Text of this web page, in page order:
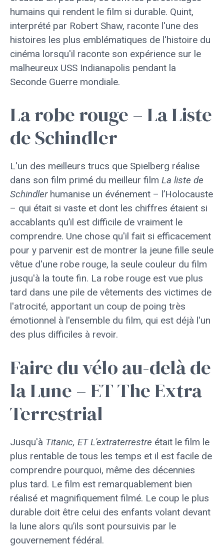
humains qui rendent le film si durable. Quint,
interprété par Robert Shaw, raconte l'une des
histoires les plus emblématiques de l'histoire du
cinéma lorsqu'il raconte son expérience sur le
malheureux USS Indianapolis pendant la
Seconde Guerre mondiale.
La robe rouge – La Liste
de Schindler
L'un des meilleurs trucs que Spielberg réalise
dans son film primé du meilleur film La liste de
Schindlerhumanise un événement – ​​l’Holocauste
– qui était si vaste et dont les chiffres étaient si
accablants qu’il est difficile de vraiment le
comprendre. Une chose qu'il fait si efficacement
pour y parvenir est de montrer la jeune fille seule
vêtue d'une robe rouge, la seule couleur du film
jusqu'à la toute fin. La robe rouge est vue plus
tard dans une pile de vêtements des victimes de
l'atrocité, apportant un coup de poing très
émotionnel à l'ensemble du film, qui est déjà l'un
des plus difficiles à revoir.
Faire du vélo au-delà de
la Lune – ET The Extra
Terrestrial
Jusqu'à Titanic, ET L'extraterrestre était le film le
plus rentable de tous les temps et il est facile de
comprendre pourquoi, même des décennies
plus tard. Le film est remarquablement bien
réalisé et magnifiquement filmé. Le coup le plus
durable doit être celui des enfants volant devant
la lune alors qu’ils sont poursuivis par le
gouvernement fédéral.